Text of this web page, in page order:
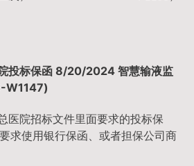
投标保函 8/20/2024 智慧输液监
W1147)
医院招标文件里面要求的投标保
求使用银行保函、或者担保公司商